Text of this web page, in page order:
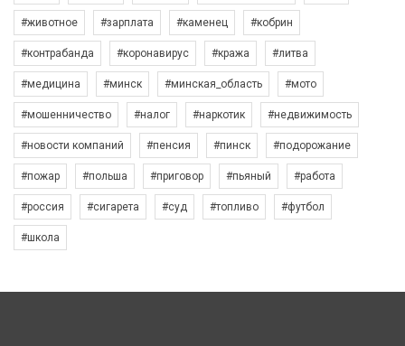
#животное #зарплата #каменец #кобрин
#контрабанда #коронавирус #кража #литва
#медицина #минск #минская_область #мото
#мошенничество #налог #наркотик #недвижимость
#новости компаний #пенсия #пинск #подорожание
#пожар #польша #приговор #пьяный #работа
#россия #сигарета #суд #топливо #футбол
#школа